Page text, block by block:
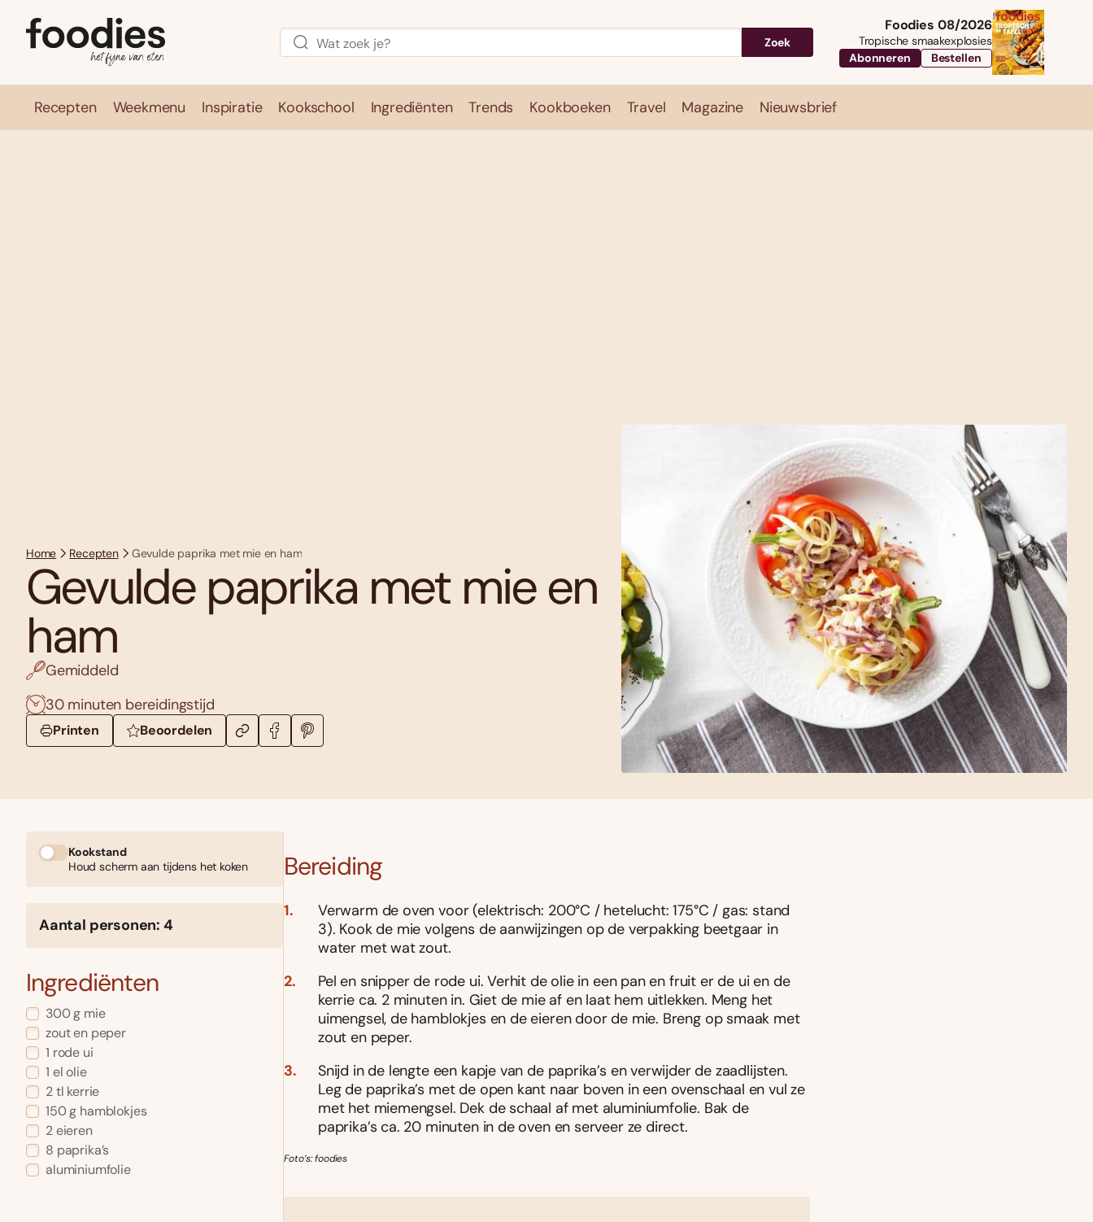
Zoek
Foodies 08/2026
Tropische smaakexplosies
Abonneren
Bestellen
Recepten Weekmenu Inspiratie Kookschool Ingrediënten Trends Kookboeken Travel Magazine Nieuwsbrief
Home Recepten Gevulde paprika met mie en ham
Gevulde paprika met mie en
ham
Gemiddeld
30 minuten bereidingstijd
Printen Beoordelen
Kookstand
Houd scherm aan tijdens het koken
Aantal personen: 4
Ingrediënten
300 g mie
zout en peper
1 rode ui
1 el olie
2 tl kerrie
150 g hamblokjes
2 eieren
8 paprika’s
aluminiumfolie
Bereiding
Verwarm de oven voor (elektrisch: 200°C / hetelucht: 175°C / gas: stand
3). Kook de mie volgens de aanwijzingen op de verpakking beetgaar in
water met wat zout.
Pel en snipper de rode ui. Verhit de olie in een pan en fruit er de ui en de
kerrie ca. 2 minuten in. Giet de mie af en laat hem uitlekken. Meng het
uimengsel, de hamblokjes en de eieren door de mie. Breng op smaak met
zout en peper.
Snijd in de lengte een kapje van de paprika’s en verwijder de zaadlijsten.
Leg de paprika’s met de open kant naar boven in een ovenschaal en vul ze
met het miemengsel. Dek de schaal af met aluminiumfolie. Bak de
paprika’s ca. 20 minuten in de oven en serveer ze direct.
Foto’s: foodies